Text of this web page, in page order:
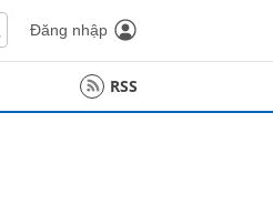
Đăng nhập
RSS